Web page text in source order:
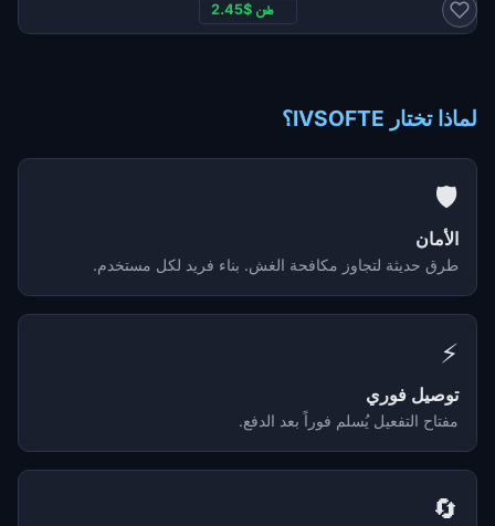
من $2.45
لماذا تختار IVSOFTE؟
🛡️
الأمان
طرق حديثة لتجاوز مكافحة الغش. بناء فريد لكل مستخدم.
⚡
توصيل فوري
مفتاح التفعيل يُسلم فوراً بعد الدفع.
🔄